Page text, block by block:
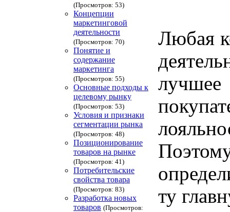
(Просмотров: 53)
Концепции
маркетинговой
деятельности
(Просмотров: 70)
Понятие и
содержание
маркетинга
(Просмотров: 55)
Основные подходы к
целевому рынку
(Просмотров: 53)
Условия и признаки
сегментации рынка
(Просмотров: 48)
Позиционирование
товаров на рынке
(Просмотров: 41)
Потребительские
свойства товара
(Просмотров: 83)
Разработка новых
товаров (Просмотров:
Любая
ту